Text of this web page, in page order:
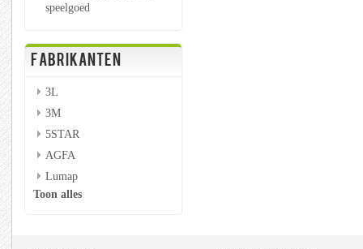
speelgoed
FABRIKANTEN
3L
3M
5STAR
AGFA
Lumap
Toon alles